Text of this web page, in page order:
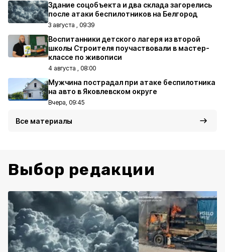
Здание соцобъекта и два склада загорелись
после атаки беспилотников на Белгород
3 августа , 09:39
Воспитанники детского лагеря из второй
школы Строителя поучаствовали в мастер-
классе по живописи
4 августа , 08:00
Мужчина пострадал при атаке беспилотника
на авто в Яковлевском округе
Вчера, 09:45
Все материалы
Выбор редакции